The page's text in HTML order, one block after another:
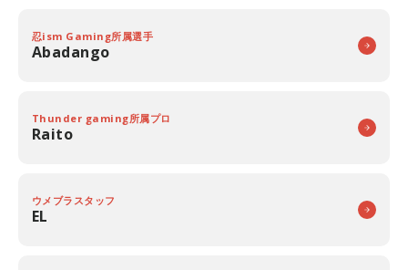
忍ism Gaming所属選手
Abadango
Thunder gaming所属プロ
Raito
ウメブラスタッフ
EL